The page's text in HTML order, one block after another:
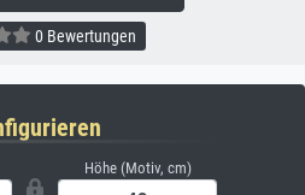
0 Bewertungen
Höhe (Motiv, cm)